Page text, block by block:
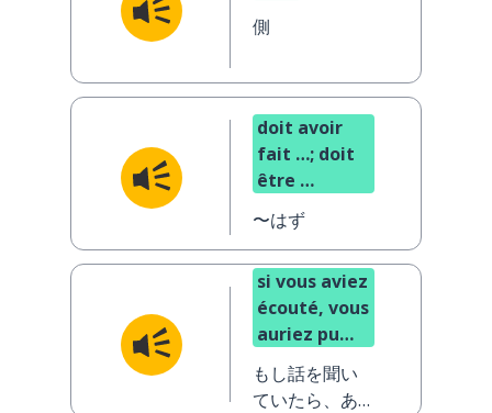
側
doit avoir
fait …; doit
être …
〜はず
si vous aviez
écouté, vous
auriez pu
répondre
もし話を聞い
ていたら、あ